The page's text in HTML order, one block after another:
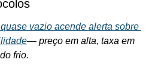
vazio acende alerta sobre
— preço em alta, taxa em
frio.